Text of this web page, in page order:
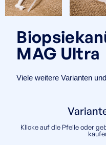
MAG Ultra
Viele weitere Varianten
Klicke auf die Pfeile oder